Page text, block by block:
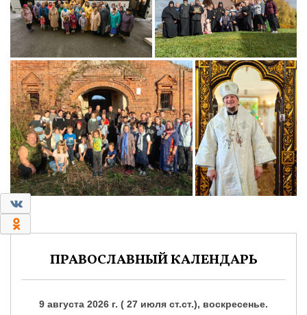
ПРАВОСЛАВНЫЙ КАЛЕНДАРЬ
9 августа 2026 г. ( 27 июля ст.ст.), воскресенье.